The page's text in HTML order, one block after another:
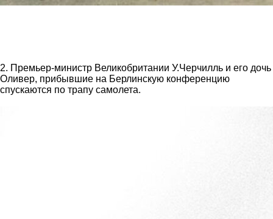
2. Премьер-министр Великобритании У.Черчилль и его дочь
Оливер, прибывшие на Берлинскую конференцию
спускаются по трапу самолета.